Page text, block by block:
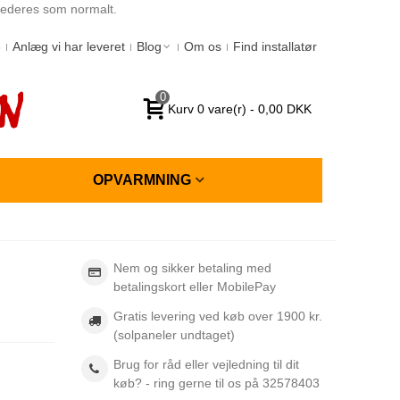
som normalt.
Anlæg vi har leveret Blog Om os Find installatør
0
Kurv 0 vare(r) - 0,00 DKK
OPVARMNING
Nem og sikker betaling med
betalingskort eller MobilePay
Gratis levering ved køb over 1900 kr.
(solpaneler undtaget)
Brug for råd eller vejledning til dit
køb? - ring gerne til os på 32578403